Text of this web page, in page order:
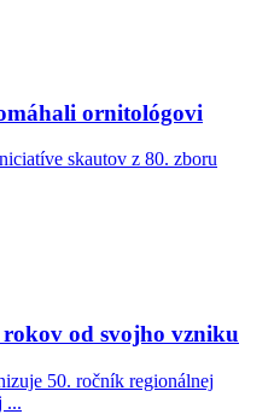
ornitológovi
skautov z 80. zboru
od svojho vzniku
50. ročník regionálnej
...